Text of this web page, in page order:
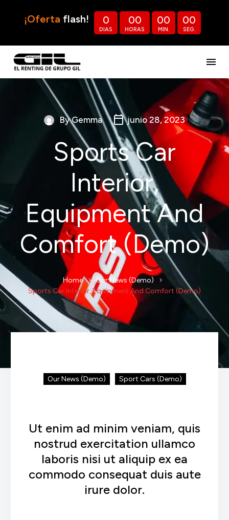
¡Oferta flash! 0
DIAS
00
HORAS
00
MIN.
00
SEG.
By Gemma junio 28, 2023
Sports Car
Interior,
Equipment And
Comfort (Demo)
Home
Our News (Demo)
Sports Car Interior, Equipment And Comfort (Demo)
Our News (Demo) Sport Cars (Demo)
Ut enim ad minim veniam, quis
nostrud exercitation ullamco
laboris nisi ut aliquip ex ea
commodo consequat duis aute
irure dolor.